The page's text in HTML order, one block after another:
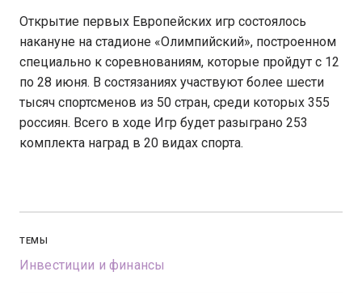
Открытие первых Европейских игр состоялось
накануне на стадионе «Олимпийский», построенном
специально к соревнованиям, которые пройдут с 12
по 28 июня. В состязаниях участвуют более шести
тысяч спортсменов из 50 стран, среди которых 355
россиян. Всего в ходе Игр будет разыграно 253
комплекта наград в 20 видах спорта.
ТЕМЫ
Инвестиции и финансы